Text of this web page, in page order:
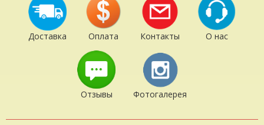
Доставка Оплата Контакты О нас
Отзывы Фотогалерея